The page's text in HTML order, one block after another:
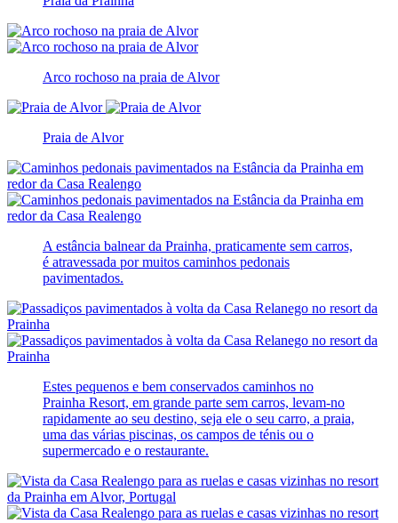
Arco rochoso na praia de Alvor
Praia de Alvor
A estância balnear da Prainha, praticamente sem carros,
é atravessada por muitos caminhos pedonais
pavimentados.
Estes pequenos e bem conservados caminhos no
Prainha Resort, em grande parte sem carros, levam-no
rapidamente ao seu destino, seja ele o seu carro, a praia,
uma das várias piscinas, os campos de ténis ou o
supermercado e o restaurante.